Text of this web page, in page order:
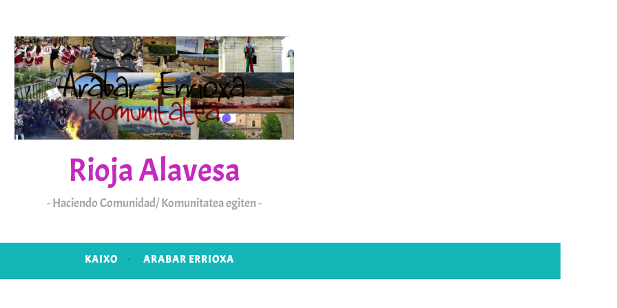
Rioja Alavesa
Haciendo Comunidad/ Komunitatea egiten
KAIXO ARABAR ERRIOXA